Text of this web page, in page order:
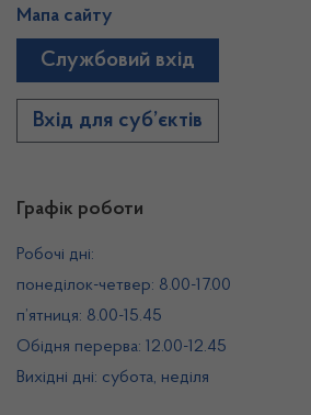
Графік роботи
Робочі дні:
понеділок-четвер: 8.00-17.00
п’ятниця: 8.00-15.45
Обідня перерва: 12.00-12.45
Вихідні дні: субота, неділя
Мапа сайту
Службовий вхід
Вхід для суб’єктів